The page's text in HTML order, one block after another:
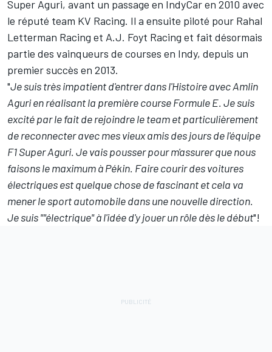
Super Aguri, avant un passage en IndyCar en 2010 avec
le réputé team KV Racing. Il a ensuite piloté pour Rahal
Letterman Racing et A.J. Foyt Racing et fait désormais
partie des vainqueurs de courses en Indy, depuis un
premier succès en 2013.
"Je suis très impatient d'entrer dans l'Histoire avec Amlin
Aguri en réalisant la première course Formule E. Je suis
excité par le fait de rejoindre le team et particulièrement
de reconnecter avec mes vieux amis des jours de l'équipe
F1 Super Aguri. Je vais pousser pour m'assurer que nous
faisons le maximum à Pékin. Faire courir des voitures
électriques est quelque chose de fascinant et cela va
mener le sport automobile dans une nouvelle direction.
Je suis ""électrique" à l'idée d'y jouer un rôle dès le début"!